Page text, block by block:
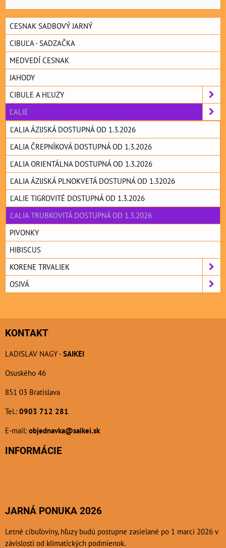
CESNAK SADBOVÝ JARNÝ
CIBUĽA - SADZAČKA
MEDVEDÍ CESNAK
JAHODY
CIBULE A HĽUZY
ĽALIE
ĽALIA ÁZIJSKÁ DOSTUPNÁ OD 1.3.2026
ĽALIA ČREPNÍKOVÁ DOSTUPNÁ OD 1.3.2026
ĽALIA ORIENTÁLNA DOSTUPNÁ OD 1.3.2026
ĽALIA ÁZIJSKÁ PLNOKVETÁ DOSTUPNÁ OD 1.32026
ĽALIE TIGROVITÉ DOSTUPNÁ OD 1.3.2026
ĽALIA TRUBKOVITÁ DOSTUPNÁ OD 1.3.2026
PIVONKY
HIBISCUS
KORENE TRVALIEK
OSIVÁ
KONTAKT
LADISLAV NAGY -SAIKEI
Osuského 46
851 03 Bratislava
Tel.: 0903 712 281
E-mail: objednavka@saikei.sk
INFORMÁCIE
JARNÁ PONUKA 2026
Letné cibuľoviny, hľuzy budú postupne zasielané po 1 marci 2026 v
závislosti od klimatických podmienok.